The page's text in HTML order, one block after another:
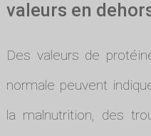
valeurs en
Des valeurs de
normale peuvent
la malnutrition, des